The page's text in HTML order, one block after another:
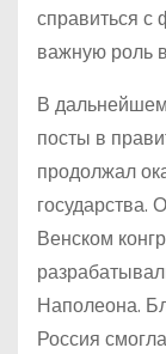
справиться с
важную роль
В
посты в
продолжал
государства.
Венском
Наполеона.
Россия